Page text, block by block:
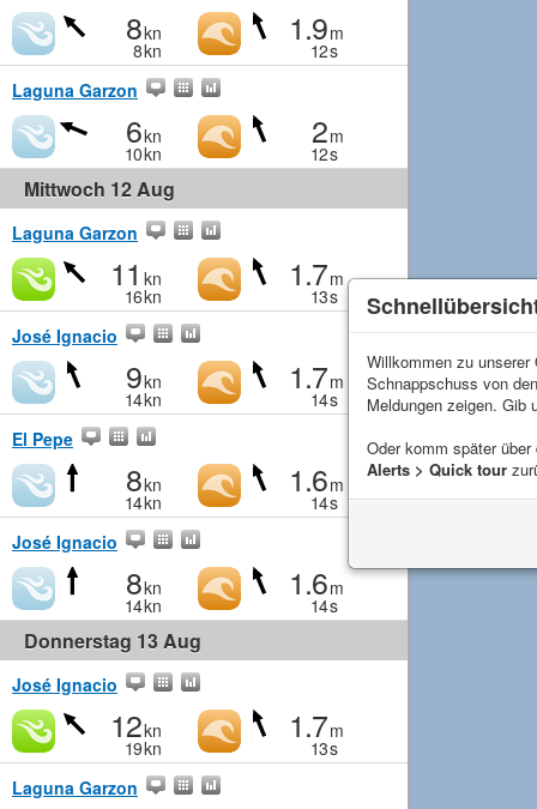
8kn
8kn
1.9m
12s
Laguna Garzon
6kn
10kn
2m
12s
Mittwoch 12 Aug
Laguna Garzon
11 kn
16kn
1.7m
13s
José Ignacio
9kn
14kn
1.7m
14s
El Pepe
8kn
14kn
1.6m
14s
José Ignacio
8kn
14kn
1.6m
14s
Donnerstag 13 Aug
José Ignacio
12kn
19kn
1.7m
13s
Laguna Garzon
Willkommen zu
Schnappschuss von
Meldungen zeigen. Gib
Oder komm später über
Alerts > Quick tour